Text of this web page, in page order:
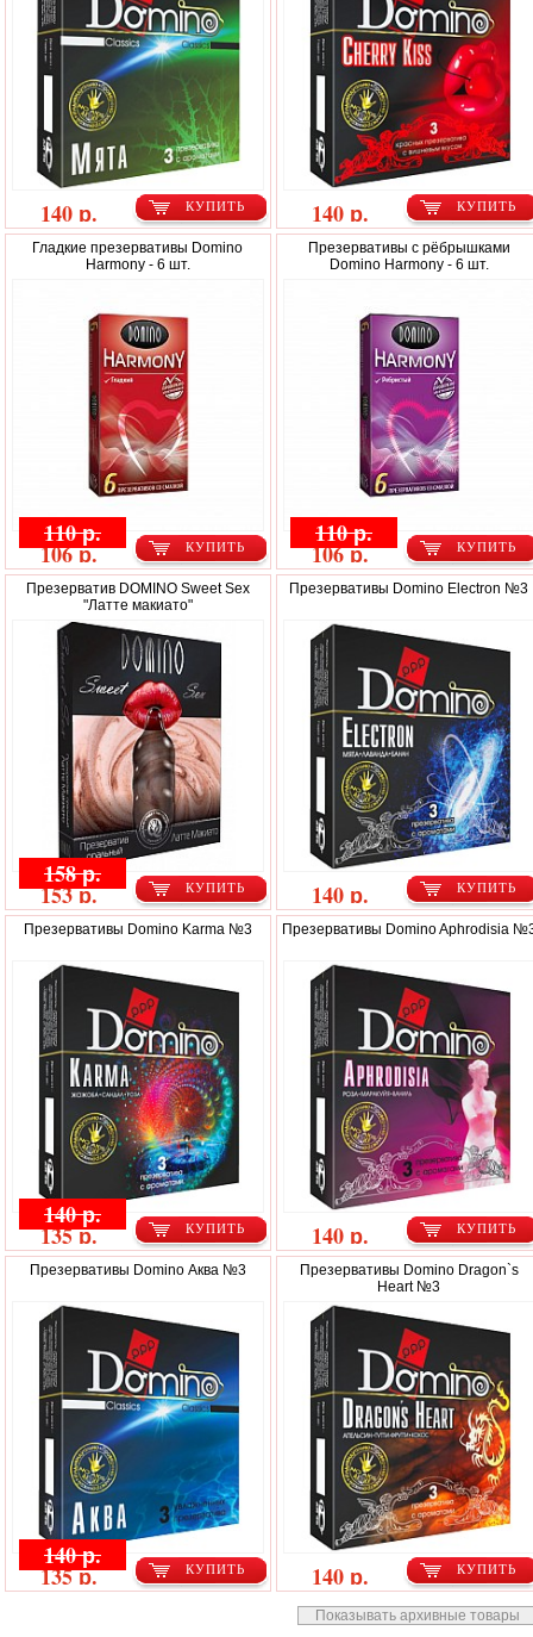
КУПИТЬ
140 р. КУПИТЬ
140 р.
Гладкие презервативы Domino
Harmony - 6 шт.
КУПИТЬ
110 р.
106 р.
Презервативы с рёбрышками
Domino Harmony - 6 шт.
КУПИТЬ
110 р.
106 р.
Презерватив DOMINO Sweet Sex
"Латте макиато"
КУПИТЬ
158 р.
153 р.
Презервативы Domino Electron №3
КУПИТЬ
140 р.
Презервативы Domino Karma №3
КУПИТЬ
140 р.
135 р.
Презервативы Domino Aphrodisia
КУПИТЬ
140 р.
Презервативы Domino Аква №3
КУПИТЬ
140 р.
135 р.
Презервативы Domino Dragon`s
Heart №3
КУПИТЬ
140 р.
Показывать архивные товары